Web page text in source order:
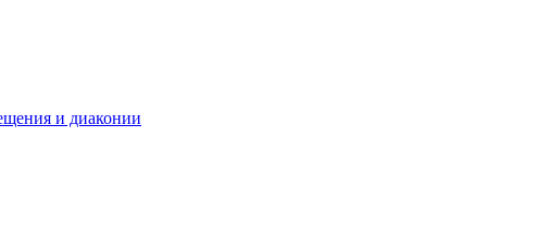
и диаконии